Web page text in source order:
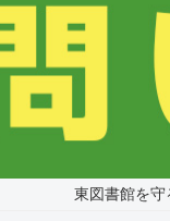
東図書館を